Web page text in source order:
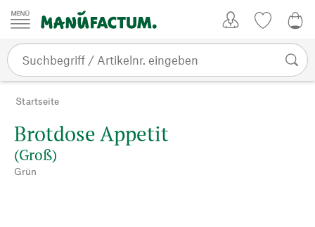
Zum Inhalt springen
Startseite
Brotdose Appetit
(Groß)
Grün